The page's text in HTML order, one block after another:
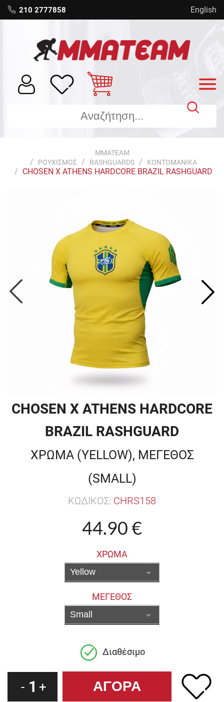
210 2777858 English
MMATEAM
ΡΟΥΧΙΣΜΟΣ
RASHGUARDS ΚΟΝΤΟΜΑΝΙΚΑ
CHOSEN X ATHENS HARDCORE BRAZIL RASHGUARD
CHOSEN X ATHENS HARDCORE
BRAZIL RASHGUARD
ΧΡΩΜΑ (YELLOW), ΜΕΓΕΘΟΣ
(SMALL)
ΚΩΔΙΚΟΣ: CHRS158
44.90 €
ΧΡΩΜΑ
ΜΕΓΕΘΟΣ
Διαθέσιμο
- 1 +